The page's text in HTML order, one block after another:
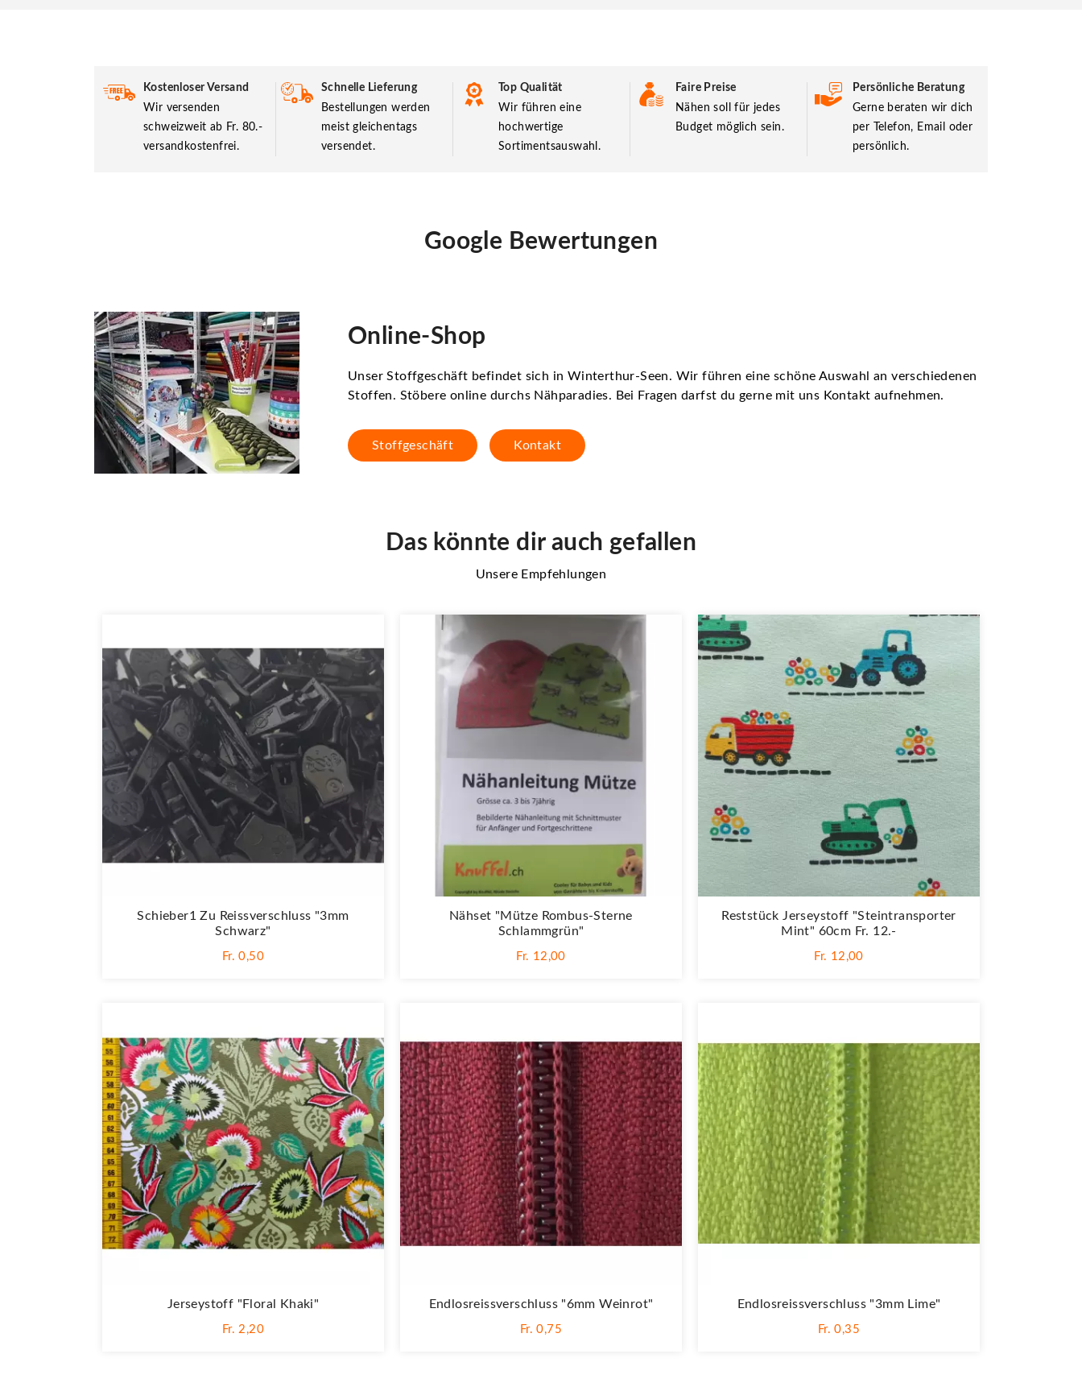
Kostenloser Versand
Wir versenden
schweizweit ab Fr. 80.-
versandkostenfrei.
Schnelle Lieferung
Bestellungen werden
meist gleichentags
versendet.
Top Qualität
Wir führen eine
hochwertige
Sortimentsauswahl.
Faire Preise
Nähen soll für jedes
Budget möglich sein.
Persönliche Beratung
Gerne beraten wir dich
per Telefon, Email oder
persönlich.
Google Bewertungen
Online-Shop
Unser Stoffgeschäft befindet sich in Winterthur-Seen. Wir führen eine schöne Auswahl an verschiedenen
Stoffen. Stöbere online durchs Nähparadies. Bei Fragen darfst du gerne mit uns Kontakt aufnehmen.
Stoffgeschäft Kontakt
Das könnte dir auch gefallen
Unsere Empfehlungen
Schieber1 Zu Reissverschluss "3mm
Schwarz"
Fr. 0,50
Jerseystoff "Floral Khaki"
Fr. 2,20
Nähset "Mütze Rombus-Sterne
Schlammgrün"
Fr. 12,00
Endlosreissverschluss "6mm Weinrot"
Fr. 0,75
Reststück Jerseystoff "Steintransporter
Mint" 60cm Fr. 12.-
Fr. 12,00
Endlosreissverschluss "3mm Lime"
Fr. 0,35